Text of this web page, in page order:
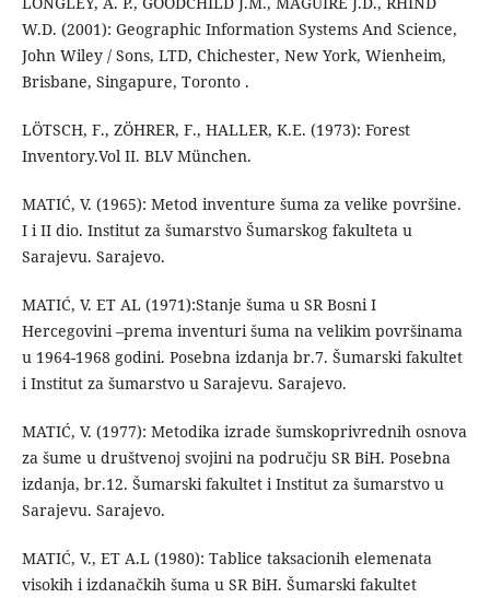
W.D. (2001): Geographic Information Systems And Science,
John Wiley / Sons, LTD, Chichester, New York, Wienheim,
Brisbane, Singapure, Toronto .
LÖTSCH, F., ZÖHRER, F., HALLER, K.E. (1973): Forest
Inventory.Vol II. BLV München.
MATIĆ, V. (1965): Metod inventure šuma za velike površine.
I i II dio. Institut za šumarstvo Šumarskog fakulteta u
Sarajevu. Sarajevo.
MATIĆ, V. ET AL (1971):Stanje šuma u SR Bosni I
Hercegovini –prema inventuri šuma na velikim površinama
u 1964-1968 godini. Posebna izdanja br.7. Šumarski fakultet
i Institut za šumarstvo u Sarajevu. Sarajevo.
MATIĆ, V. (1977): Metodika izrade šumskoprivrednih osnova
za šume u društvenoj svojini na području SR BiH. Posebna
izdanja, br.12. Šumarski fakultet i Institut za šumarstvo u
Sarajevu. Sarajevo.
MATIĆ, V., ET A.L (1980): Tablice taksacionih elemenata
visokih i izdanačkih šuma u SR BiH. Šumarski fakultet